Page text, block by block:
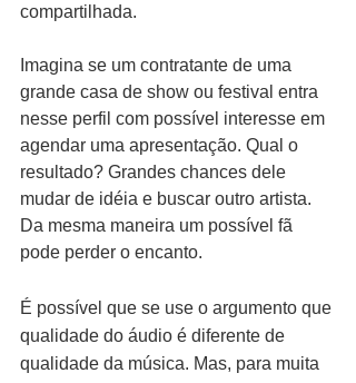
compartilhada.
Imagina se um contratante de uma
grande casa de show ou festival entra
nesse perfil com possível interesse em
agendar uma apresentação. Qual o
resultado? Grandes chances dele
mudar de idéia e buscar outro artista.
Da mesma maneira um possível fã
pode perder o encanto.
É possível que se use o argumento que
qualidade do áudio é diferente de
qualidade da música. Mas, para muita